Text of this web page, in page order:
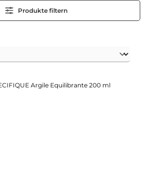
Produkte filtern